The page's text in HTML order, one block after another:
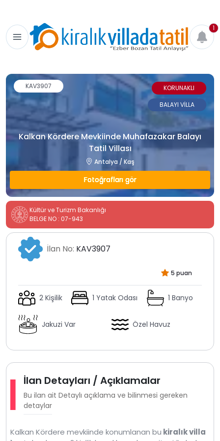
1
Kalkan Kördere Mevkiinde Muhafazakar Balayı
Tatil Villası
Antalya / Kaş
Fotoğrafları gör
KAV3907
KORUNAKLI
BALAYI VİLLA
Kültür ve Turizm Bakanlığı
BELGE NO : 07-943
İlan No: KAV3907
5 puan
2 Kişilik 1 Yatak Odası 1 Banyo
Jakuzi Var Özel Havuz
İlan Detayları / Açıklamalar
Bu ilan ait Detaylı açıklama ve bilinmesi gereken
detaylar
Kalkan Kördere mevkiinde konumlanan bu kiralık villa